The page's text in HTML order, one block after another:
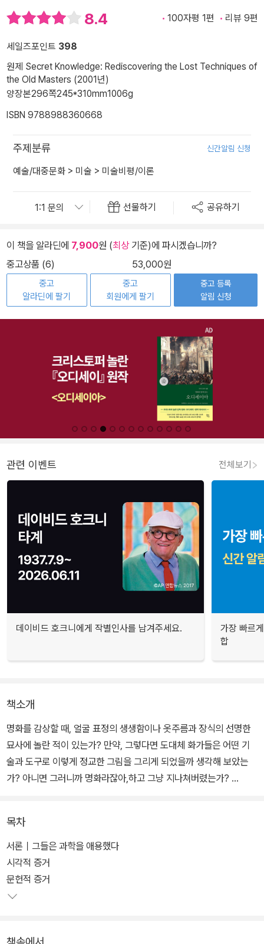
8.4 100자평 1편 리뷰 9편
세일즈포인트 398
원제 Secret Knowledge: Rediscovering the Lost Techniques of
the Old Masters (2001년)
양장본296쪽245*310mm1006g
ISBN 9788988360668
주제분류 신간알림 신청
예술/대중문화 > 미술 > 미술비평/이론
선물하기 공유하기
이 책을 알라딘에 7,900원 (최상기준)에 파시겠습니까?
중고상품 (6)
53,000원
중고
알라딘에 팔기
중고
회원에게 팔기
중고 등록
알림 신청
관련 이벤트 전체보기
데이비드 호크니에게 작별인사를 남겨주세요.
가장 빠르
합
책소개
명화를 감상할 때, 얼굴 표정의 생생함이나 옷주름과 장식의 선명한
묘사에 놀란 적이 있는가? 만약, 그렇다면 도대체 화가들은 어떤 기
술과 도구로 이렇게 정교한 그림을 그리게 되었을까 생각해 보았는
가? 아니면 그러니까 명화라잖아,하고 그냥 지나쳐버렸는가?
다. 그는 앵그르 전시회에서 자신감 있는 드로잉을 접하고, 앵그르의
그림 기술을 연구하기 시작했다. 그냥 손으로 그려서는 그처럼 정교
하고 깔끔한 선이 나올 수 없다고 생각하던 차에 앤디 워홀의 한 그림
과 일치되는 점을 발견한다.
목차
서론｜그들은 과학을 애용했다
시각적 증거
문헌적 증거